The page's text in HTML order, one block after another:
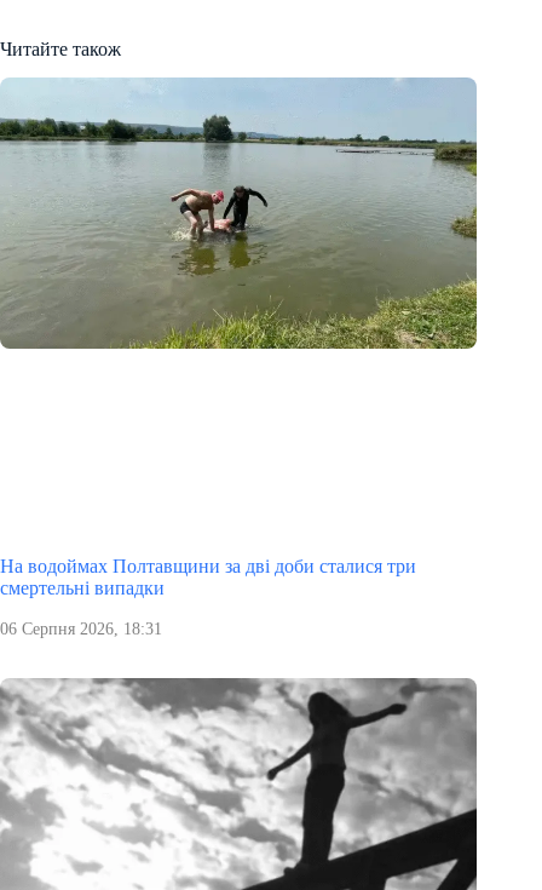
Читайте також
На водоймах Полтавщини за дві доби сталися три
смертельні випадки
06 Серпня 2026, 18:31